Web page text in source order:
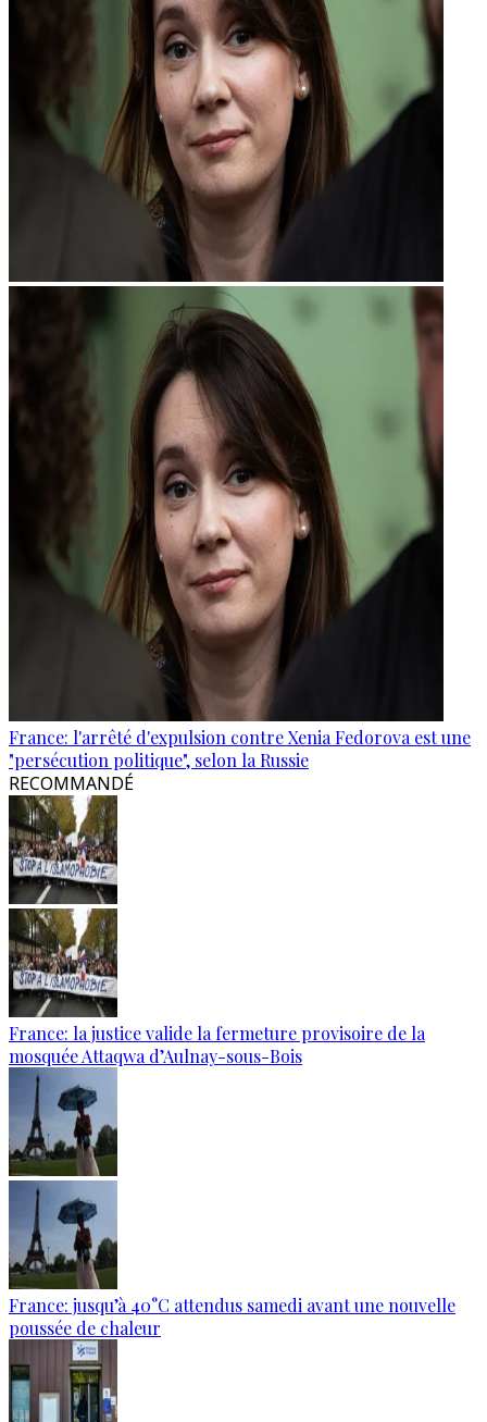
France: l'arrêté d'expulsion contre Xenia Fedorova est une
"persécution politique", selon la Russie
RECOMMANDÉ
France: la justice valide la fermeture provisoire de la
mosquée Attaqwa d’Aulnay-sous-Bois
France: jusqu’à 40°C attendus samedi avant une nouvelle
poussée de chaleur